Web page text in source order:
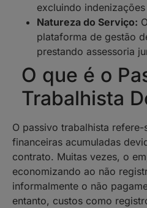
excluindo
Natureza do Serviço:
plataforma de gestão
prestando assessoria
O que é o
Trabalhista
O passivo trabalhista
financeiras acumuladas
contrato. Muitas vezes, o
economizando ao não
informalmente o não
entanto, custos como